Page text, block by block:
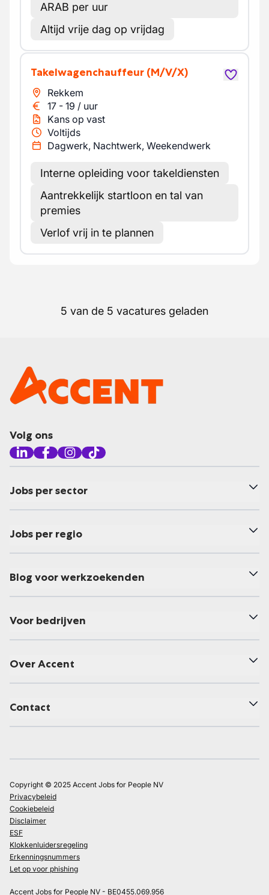
ARAB per uur
Altijd vrije dag op vrijdag
Takelwagenchauffeur (M/V/X)
Rekkem
17 - 19 / uur
Kans op vast
Voltijds
Dagwerk, Nachtwerk, Weekendwerk
Interne opleiding voor takeldiensten
Aantrekkelijk startloon en tal van
premies
Verlof vrij in te plannen
5 van de 5 vacatures geladen
Volg ons
Jobs per sector
Jobs per regio
Blog voor werkzoekenden
Voor bedrijven
Over Accent
Contact
Copyright © 2025 Accent Jobs for People NV
Privacybeleid
Cookiebeleid
Disclaimer
ESF
Klokkenluidersregeling
Erkenningsnummers
Let op voor phishing
Accent Jobs for People NV - BE0455.069.956